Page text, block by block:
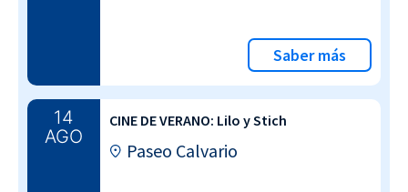
Saber más
14
AGO
CINE DE VERANO: Lilo y Stich
Paseo Calvario